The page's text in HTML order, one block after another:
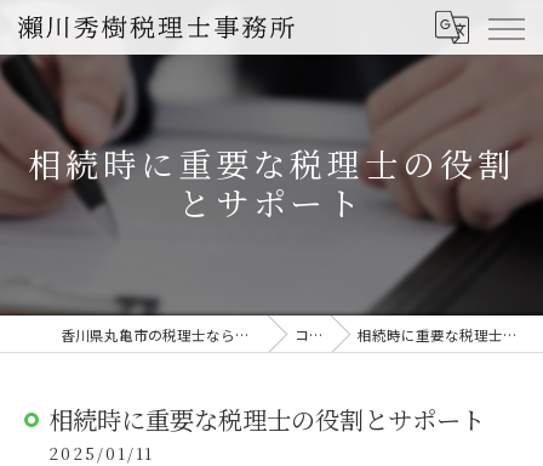
相続時に重要な税理士の役割
とサポート
香川県丸亀市の税理士なら瀨川秀樹税理士事務所 コラム 相続時に重要な税理士の役割とサポート
相続時に重要な税理士の役割とサポート
2025/01/11